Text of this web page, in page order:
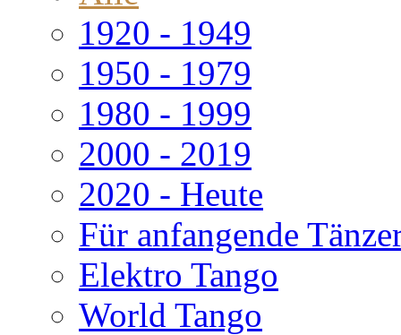
1920 - 1949
1950 - 1979
1980 - 1999
2000 - 2019
2020 - Heute
Für anfangende
Elektro Tango
World Tango